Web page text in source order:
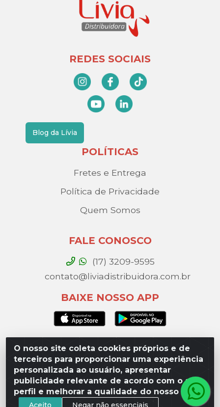
O nosso site coleta cookies próprios e de
terceiros para proporcionar uma experiência
personalizada ao usuário, apresentar
publicidade relevante de acordo com o seu
perfil e melhorar a qualidade do nosso site.
Aceito Negar não essenciais
REDES SOCIAIS
Blog da Lívia
POLÍTICAS
Fretes e Entrega
Política de Privacidade
Quem Somos
FALE CONOSCO
(17) 3209-9595
contato@liviadistribuidora.com.br
BAIXE NOSSO APP
Lívia Distribuidora - Av. Percy Gandini, 329 – Vila
Toninho, São José do Rio Preto / SP - CEP 15077-
000 - CNPJ 49.975.923/0003-10